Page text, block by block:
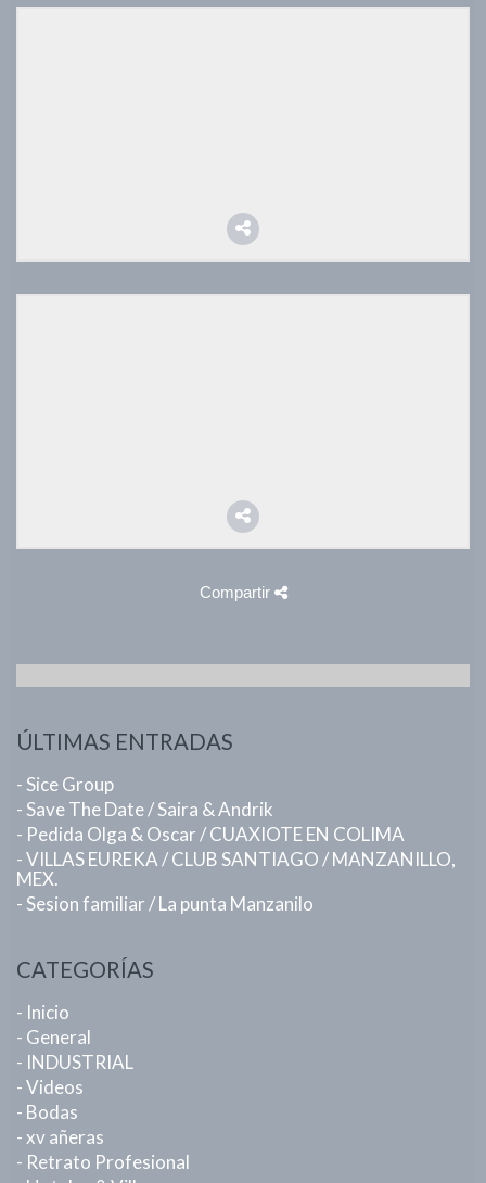
Compartir
ÚLTIMAS ENTRADAS
- Sice Group
- Save The Date / Saira & Andrik
- Pedida Olga & Oscar / CUAXIOTE EN COLIMA
- VILLAS EUREKA / CLUB SANTIAGO / MANZANILLO,
MEX.
- Sesion familiar / La punta Manzanilo
CATEGORÍAS
- Inicio
- General
- INDUSTRIAL
- Videos
- Bodas
- xv añeras
- Retrato Profesional